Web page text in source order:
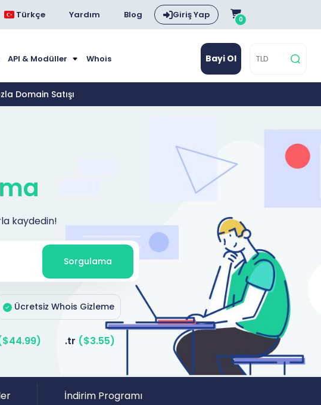
Türkçe Yardım Blog Giriş Yap 0
API & Modüller Whois Bayi Ol
Domain Satışı
kaydedin!
Sorgulama
Ücretsiz Whois Gizleme
.tr ($3.55)
İndirim Programı